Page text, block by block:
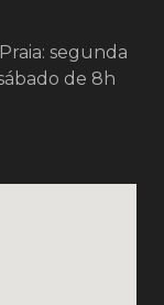
segunda
de 8h